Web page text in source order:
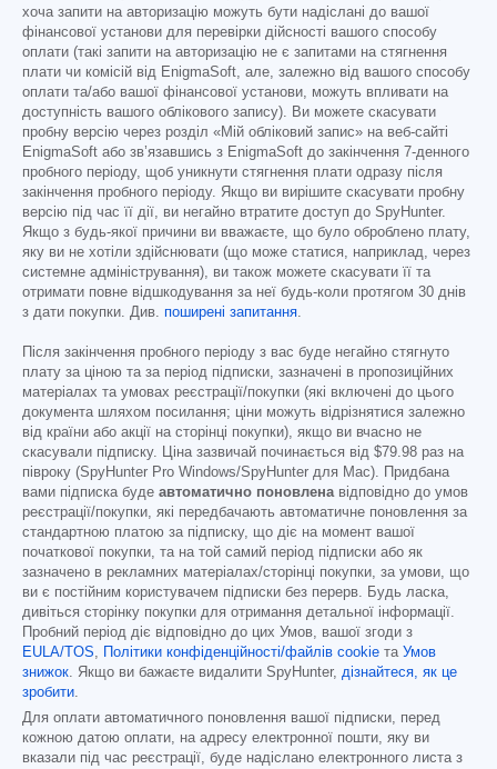
хоча запити на авторизацію можуть бути надіслані до вашої
фінансової установи для перевірки дійсності вашого способу
оплати (такі запити на авторизацію не є запитами на стягнення
плати чи комісій від EnigmaSoft, але, залежно від вашого способу
оплати та/або вашої фінансової установи, можуть впливати на
доступність вашого облікового запису). Ви можете скасувати
пробну версію через розділ «Мій обліковий запис» на веб-сайті
EnigmaSoft або зв’язавшись з EnigmaSoft до закінчення 7-денного
пробного періоду, щоб уникнути стягнення плати одразу після
закінчення пробного періоду. Якщо ви вирішите скасувати пробну
версію під час її дії, ви негайно втратите доступ до SpyHunter.
Якщо з будь-якої причини ви вважаєте, що було оброблено плату,
яку ви не хотіли здійснювати (що може статися, наприклад, через
системне адміністрування), ви також можете скасувати її та
отримати повне відшкодування за неї будь-коли протягом 30 днів
з дати покупки. Див. поширені запитання.
Після закінчення пробного періоду з вас буде негайно стягнуто
плату за ціною та за період підписки, зазначені в пропозиційних
матеріалах та умовах реєстрації/покупки (які включені до цього
документа шляхом посилання; ціни можуть відрізнятися залежно
від країни або акції на сторінці покупки), якщо ви вчасно не
скасували підписку. Ціна зазвичай починається від $79.98 раз на
півроку (SpyHunter Pro Windows/SpyHunter для Mac). Придбана
вами підписка буде автоматично поновленавідповідно до умов
реєстрації/покупки, які передбачають автоматичне поновлення за
стандартною платою за підписку, що діє на момент вашої
початкової покупки, та на той самий період підписки або як
зазначено в рекламних матеріалах/сторінці покупки, за умови, що
ви є постійним користувачем підписки без перерв. Будь ласка,
дивіться сторінку покупки для отримання детальної інформації.
Пробний період діє відповідно до цих Умов, вашої згоди з
EULA/TOS, Політики конфіденційності/файлів cookie та Умов
знижок. Якщо ви бажаєте видалити SpyHunter, дізнайтеся, як це
зробити.
Для оплати автоматичного поновлення вашої підписки, перед
кожною датою оплати, на адресу електронної пошти, яку ви
вказали під час реєстрації, буде надіслано електронного листа з